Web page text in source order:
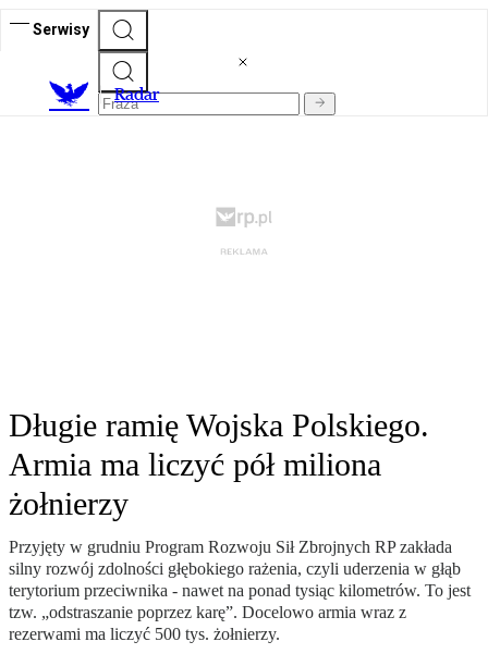
Serwisy
Radar
Długie ramię Wojska Polskiego.
Armia ma liczyć pół miliona
żołnierzy
Przyjęty w grudniu Program Rozwoju Sił Zbrojnych RP zakłada
silny rozwój zdolności głębokiego rażenia, czyli uderzenia w głąb
terytorium przeciwnika - nawet na ponad tysiąc kilometrów. To jest
tzw. „odstraszanie poprzez karę”. Docelowo armia wraz z
rezerwami ma liczyć 500 tys. żołnierzy.